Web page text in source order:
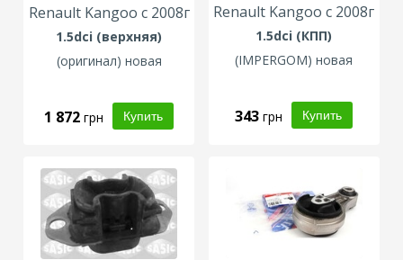
Renault Kangoo с 2008г
1.5dci (верхняя)
(оригинал) новая
1 872грн
Renault Kangoo с 2008г
1.5dci (КПП)
(IMPERGOM) новая
343грн